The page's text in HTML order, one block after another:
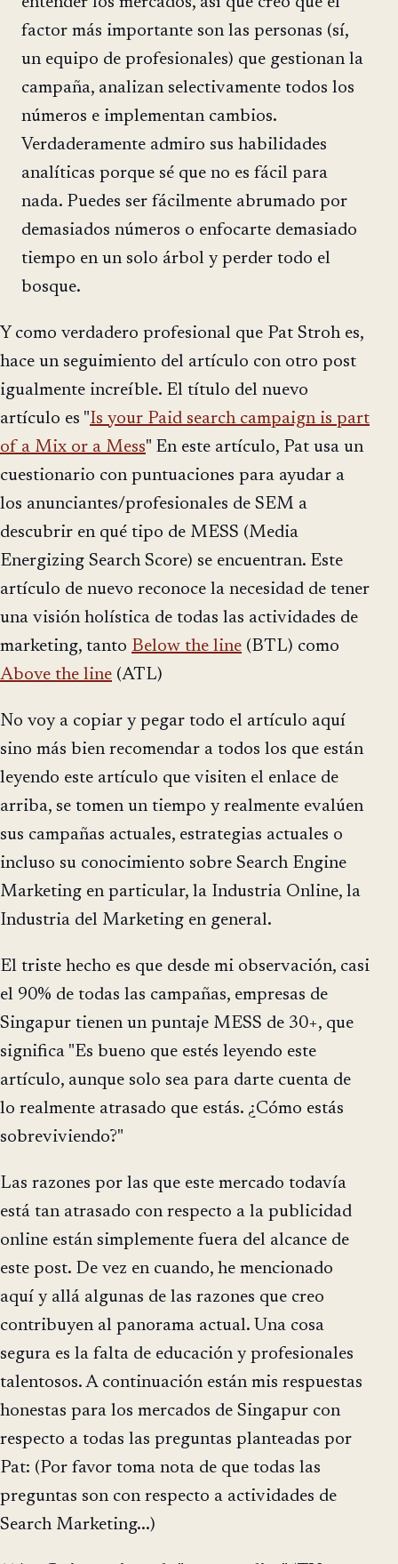
factor más importante son las personas (sí,
un equipo de profesionales) que gestionan la
campaña, analizan selectivamente todos los
números e implementan cambios.
Verdaderamente admiro sus habilidades
analíticas porque sé que no es fácil para
nada. Puedes ser fácilmente abrumado por
demasiados números o enfocarte demasiado
tiempo en un solo árbol y perder todo el
bosque.
Y como verdadero profesional que Pat Stroh es,
hace un seguimiento del artículo con otro post
igualmente increíble. El título del nuevo
artículo es "Is your Paid search campaign is part
of a Mix or a Mess" En este artículo, Pat usa un
cuestionario con puntuaciones para ayudar a
los anunciantes/profesionales de SEM a
descubrir en qué tipo de MESS (Media
Energizing Search Score) se encuentran. Este
artículo de nuevo reconoce la necesidad de tener
una visión holística de todas las actividades de
marketing, tanto Below the line (BTL) como
Above the line (ATL)
No voy a copiar y pegar todo el artículo aquí
sino más bien recomendar a todos los que están
leyendo este artículo que visiten el enlace de
arriba, se tomen un tiempo y realmente evalúen
sus campañas actuales, estrategias actuales o
incluso su conocimiento sobre Search Engine
Marketing en particular, la Industria Online, la
Industria del Marketing en general.
El triste hecho es que desde mi observación, casi
el 90% de todas las campañas, empresas de
Singapur tienen un puntaje MESS de 30+, que
significa "Es bueno que estés leyendo este
artículo, aunque solo sea para darte cuenta de
lo realmente atrasado que estás. ¿Cómo estás
sobreviviendo?"
Las razones por las que este mercado todavía
está tan atrasado con respecto a la publicidad
online están simplemente fuera del alcance de
este post. De vez en cuando, he mencionado
aquí y allá algunas de las razones que creo
contribuyen al panorama actual. Una cosa
segura es la falta de educación y profesionales
talentosos. A continuación están mis respuestas
honestas para los mercados de Singapur con
respecto a todas las preguntas planteadas por
Pat: (Por favor toma nota de que todas las
preguntas son con respecto a actividades de
Search Marketing...)